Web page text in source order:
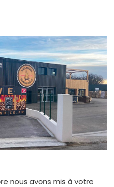
nous avons mis à votre